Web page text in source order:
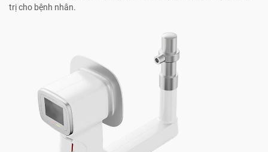
trị cho bệnh nhân.